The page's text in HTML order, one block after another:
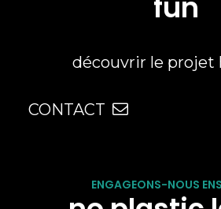
découvrir le projet
CONTACT
ENGAGEONS-NOUS